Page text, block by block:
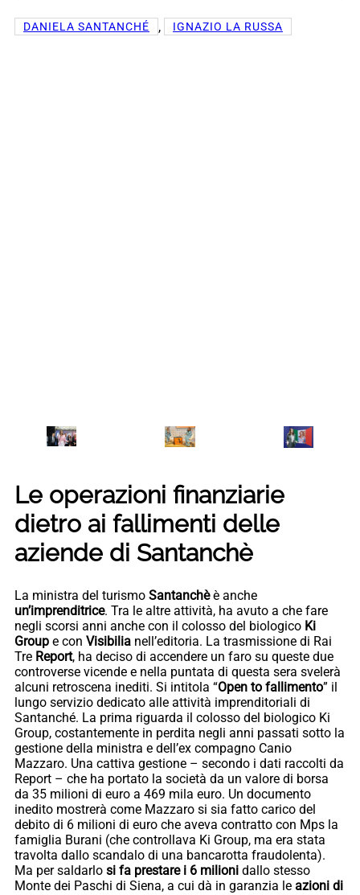
DANIELA SANTANCHÉ , IGNAZIO LA RUSSA
Le operazioni finanziarie
dietro ai fallimenti delle
aziende di Santanchè
La ministra del turismo Santanchèè anche
un’imprenditrice. Tra le altre attività, ha avuto a che fare
negli scorsi anni anche con il colosso del biologico Ki
Group e con Visibilia nell’editoria. La trasmissione di Rai
Tre Report, ha deciso di accendere un faro su queste due
controverse vicende e nella puntata di questa sera svelerà
alcuni retroscena inediti. Si intitola “Open to fallimento” il
lungo servizio dedicato alle attività imprenditoriali di
Santanché. La prima riguarda il colosso del biologico Ki
Group, costantemente in perdita negli anni passati sotto la
gestione della ministra e dell’ex compagno Canio
Mazzaro. Una cattiva gestione – secondo i dati raccolti da
Report – che ha portato la società da un valore di borsa
da 35 milioni di euro a 469 mila euro. Un documento
inedito mostrerà come Mazzaro si sia fatto carico del
debito di 6 milioni di euro che aveva contratto con Mps la
famiglia Burani (che controllava Ki Group, ma era stata
travolta dallo scandalo di una bancarotta fraudolenta).
Ma per saldarlo si fa prestare i 6 milioni dallo stesso
Monte dei Paschi di Siena, a cui dà in garanzia le azioni di